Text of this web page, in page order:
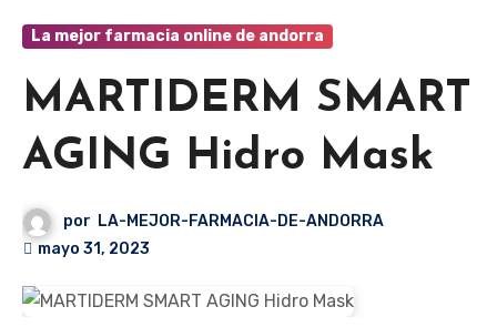
La mejor farmacia online de andorra
MARTIDERM SMART
AGING Hidro Mask
por LA-MEJOR-FARMACIA-DE-ANDORRA
mayo 31, 2023